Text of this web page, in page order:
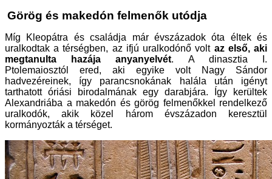
Görög és makedón felmenők utódja
Míg Kleopátra és családja már évszázadok óta éltek és
uralkodtak a térségben, az ifjú uralkodónő volt az első, aki
megtanulta hazája anyanyelvét. A dinasztia I.
Ptolemaiosztól ered, aki egyike volt Nagy Sándor
hadvezéreinek, így parancsnokának halála után igényt
tarthatott óriási birodalmának egy darabjára. Így kerültek
Alexandriába a makedón és görög felmenőkkel rendelkező
uralkodók, akik közel három évszázadon keresztül
kormányozták a térséget.